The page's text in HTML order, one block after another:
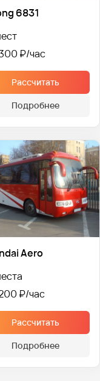
6831
₽
Рассчитать
Подробнее
Aero
₽
Рассчитать
Подробнее